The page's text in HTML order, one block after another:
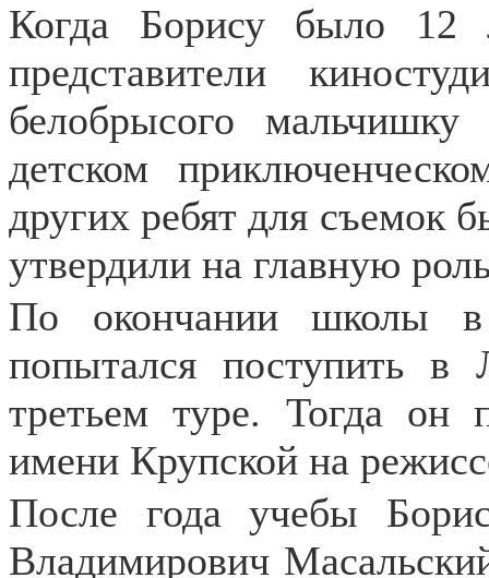
Когда Борису было
представители
белобрысого
детском
других ребят для съемок
утвердили на главную
По окончании школы
попытался поступить
третьем туре. Тогда он
имени Крупской на
После года учебы
Владимирович